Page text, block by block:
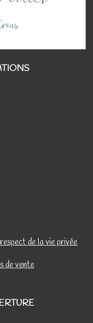
de la vie privée
de vente